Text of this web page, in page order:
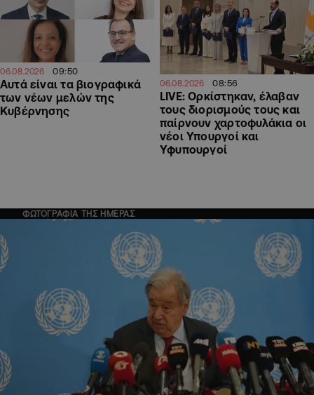
06.08.2026 09:50
Αυτά είναι τα βιογραφικά
των νέων μελών της
Κυβέρνησης
06.08.2026 08:56
LIVE: Ορκίστηκαν, έλαβαν
τους διορισμούς τους και
παίρνουν χαρτοφυλάκια οι
νέοι Υπουργοί και
Υφυπουργοί
ΦΩΤΟΓΡΑΦΙΑ ΤΗΣ ΗΜΕΡΑΣ